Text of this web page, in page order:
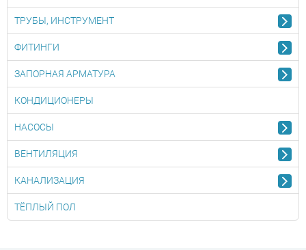
ТРУБЫ, ИНСТРУМЕНТ
ФИТИНГИ
ЗАПОРНАЯ АРМАТУРА
КОНДИЦИОНЕРЫ
НАСОСЫ
ВЕНТИЛЯЦИЯ
КАНАЛИЗАЦИЯ
ТЁПЛЫЙ ПОЛ